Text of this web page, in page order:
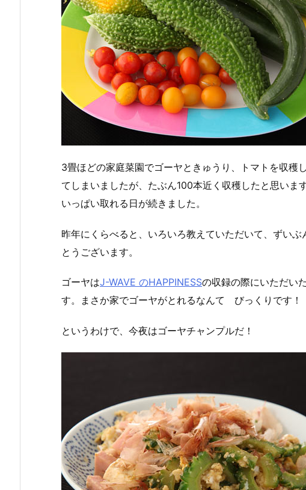
3畳ほどの家庭菜園でゴーヤときゅうり、トマトを収
てしまいましたが、たぶん100本近く収穫したと思いま
いっぱい取れる日が続きました。
昨年にくらべると、いろいろ教えていただいて、ずい
とうございます。
ゴーヤはJ-WAVE のHAPPINESSの収録の際にいただい
す。まさか家でゴーヤがとれるなんて びっくりです！
というわけで、今夜はゴーヤチャンプルだ！